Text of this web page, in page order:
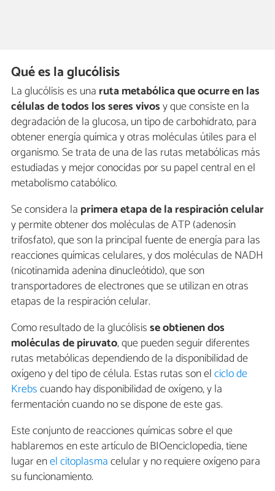
Qué es la glucólisis
La glucólisis es una ruta metabólica que ocurre en las
células de todos los seres vivosy que consiste en la
degradación de la glucosa, un tipo de carbohidrato, para
obtener energía química y otras moléculas útiles para el
organismo. Se trata de una de las rutas metabólicas más
estudiadas y mejor conocidas por su papel central en el
metabolismo catabólico.
Se considera la primera etapa de la respiración celular
y permite obtener dos moléculas de ATP (adenosín
trifosfato), que son la principal fuente de energía para las
reacciones químicas celulares, y dos moléculas de NADH
(nicotinamida adenina dinucleótido), que son
transportadores de electrones que se utilizan en otras
etapas de la respiración celular.
Como resultado de la glucólisisse obtienen dos
moléculas de piruvato, que pueden seguir diferentes
rutas metabólicas dependiendo de la disponibilidad de
oxígeno y del tipo de célula. Estas rutas son elciclo de
Krebscuando hay disponibilidad de oxígeno, y la
fermentación cuando no se dispone de este gas.
Este conjunto de reacciones químicas sobre el que
hablaremos en este artículo de BIOenciclopedia, tiene
lugar enel citoplasmacelular y no requiere oxígeno para
su funcionamiento.